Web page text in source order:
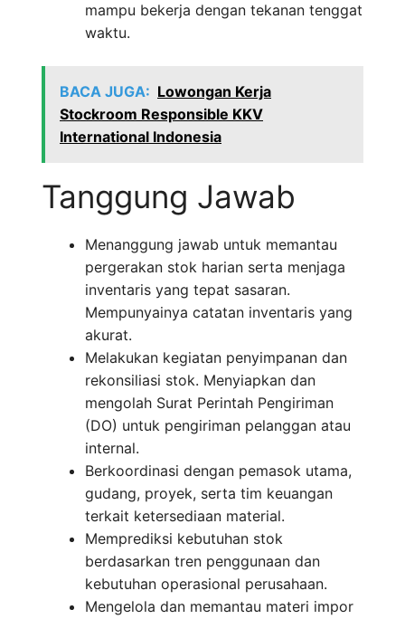
mampu bekerja dengan tekanan tenggat
waktu.
BACA JUGA: Lowongan Kerja
Stockroom Responsible KKV
International Indonesia
Tanggung Jawab
Menanggung jawab untuk memantau
pergerakan stok harian serta menjaga
inventaris yang tepat sasaran.
Mempunyainya catatan inventaris yang
akurat.
Melakukan kegiatan penyimpanan dan
rekonsiliasi stok. Menyiapkan dan
mengolah Surat Perintah Pengiriman
(DO) untuk pengiriman pelanggan atau
internal.
Berkoordinasi dengan pemasok utama,
gudang, proyek, serta tim keuangan
terkait ketersediaan material.
Memprediksi kebutuhan stok
berdasarkan tren penggunaan dan
kebutuhan operasional perusahaan.
Mengelola dan memantau materi impor